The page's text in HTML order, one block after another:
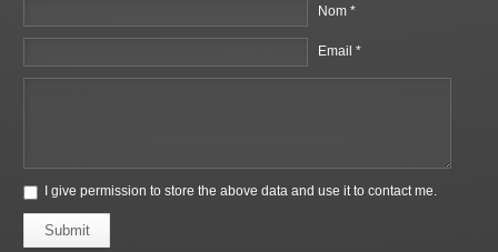
Nom *
Email *
I give permission to store the above data and use it to contact me.
Submit